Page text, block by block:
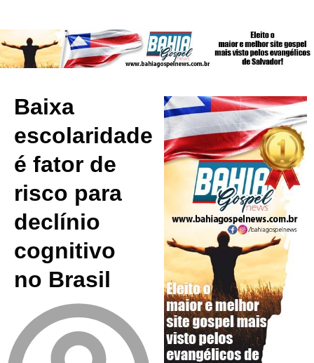
Baixa
escolaridade
é fator de
risco para
declínio
cognitivo
no Brasil